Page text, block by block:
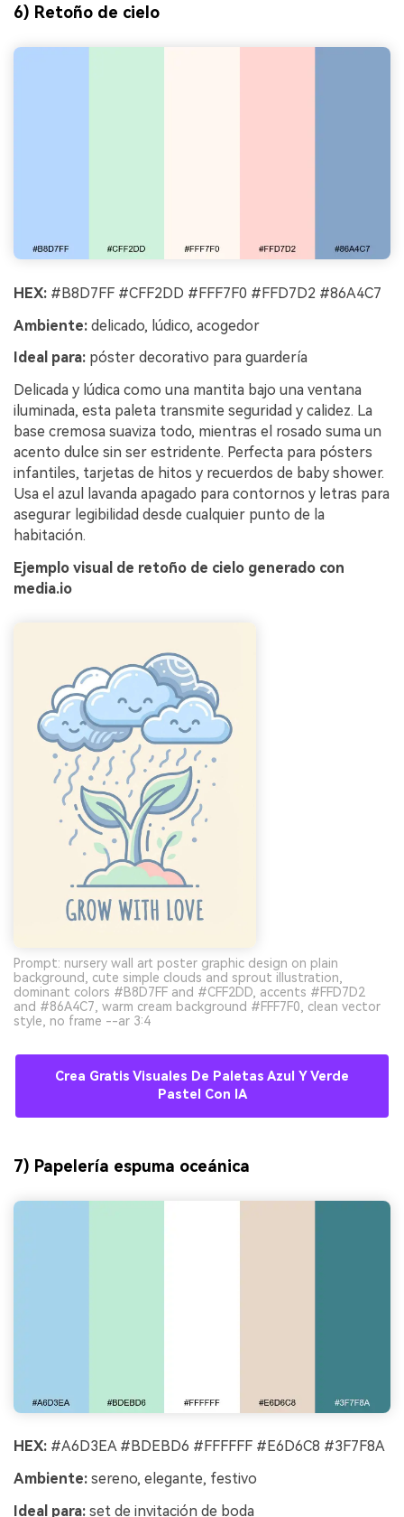
6) Retoño de cielo
HEX: #B8D7FF #CFF2DD #FFF7F0 #FFD7D2 #86A4C7
Ambiente: delicado, lúdico, acogedor
Ideal para: póster decorativo para guardería
Delicada y lúdica como una mantita bajo una ventana
iluminada, esta paleta transmite seguridad y calidez. La
base cremosa suaviza todo, mientras el rosado suma un
acento dulce sin ser estridente. Perfecta para pósters
infantiles, tarjetas de hitos y recuerdos de baby shower.
Usa el azul lavanda apagado para contornos y letras para
asegurar legibilidad desde cualquier punto de la
habitación.
Ejemplo visual de retoño de cielo generado con
media.io
Prompt: nursery wall art poster graphic design on plain
background, cute simple clouds and sprout illustration,
dominant colors #B8D7FF and #CFF2DD, accents #FFD7D2
and #86A4C7, warm cream background #FFF7F0, clean vector
style, no frame --ar 3:4
Crea Gratis Visuales De Paletas Azul Y Verde
Pastel Con IA
7) Papelería espuma oceánica
HEX: #A6D3EA #BDEBD6 #FFFFFF #E6D6C8 #3F7F8A
Ambiente: sereno, elegante, festivo
Ideal para: set de invitación de boda